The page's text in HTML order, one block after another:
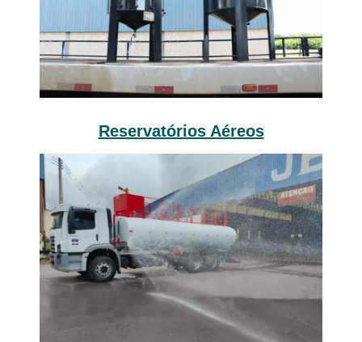
Reservatórios Aéreos